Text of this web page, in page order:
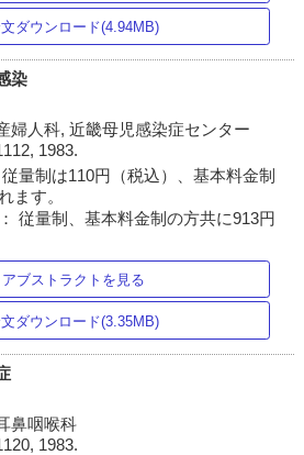
ダウンロード(4.94MB)
染
婦人科, 近畿母児感染症センター
1983.
量制は110円（税込）、基本料金制
ます。
従量制、基本料金制の方共に913円
アブストラクトを見る
ダウンロード(3.35MB)
鼻咽喉科
1983.